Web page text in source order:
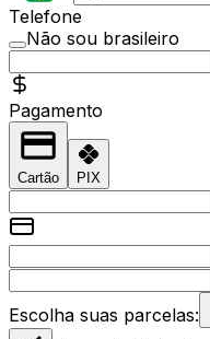
Telefone
Não sou brasileiro
Pagamento
Cartão PIX
Escolha suas parcelas: